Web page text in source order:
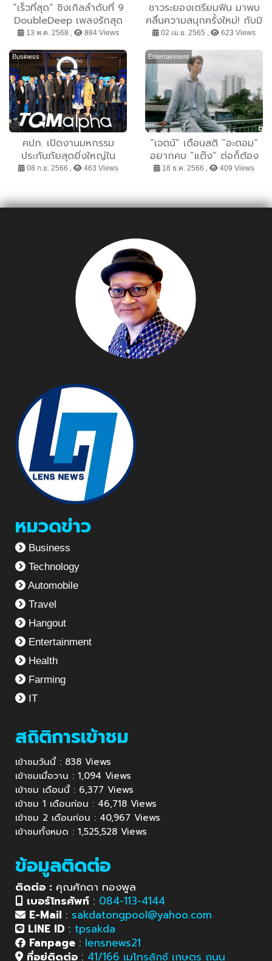
“เร็วที่สุด” ซิงเกิลลำดับที่ 9
DoubleDeep เพลงรักสุด
ซึ้ง พร้อม Music Video ที่
จะกระแทกทุกหัวใจและคู่รักที่
ต้องพลัดพราก
13 พ.ค. 2568 , 884 Views
ชาวระยองเตรียมฟิน มาพบ
คลื่นความสนุกครั้งใหม่! กับมิ
นิคอนเสิร์ตจาก ทอม อิสรา
หน้ากากทุเรียน ที่
ศูนย์การค้า โรบินสันไลฟ์
สไตล์ และห้างสรรพสินค้า
โรบินสัน บ้านฉาง
02 เม.ย. 2565 , 623 Views
Business
คปภ. เปิดงานมหกรรม
ประกันภัยสุดยิ่งใหญ่ใน
อาเซียน “Thailand
บริษัทชั้นนำ ลดสูงสุด 30%
ล้ำ ตอบโจทย์ทุกไลฟ์สไตล์
08 ก.ย. 2566 , 463 Views
Entertainment
“เจตน์” เตือนสติ “อะตอม”
อยากคบ “แต๊ง” ต่อก็ต้อง
แลก?! ในซีรีส์ “7 Days
18 ธ.ค. 2566 , 409 Views
หมวดข่าว
Business
Technology
Automobile
Travel
Hangout
Entertainment
Health
Farming
IT
สถิติการเข้าชม
เข้าชมวันนี้ : 838 Views
เข้าชมเมื่อวาน : 1,094 Views
เข้าชม เดือนนี้ : 6,377 Views
เข้าชม 1 เดือนก่อน : 46,718 Views
เข้าชม 2 เดือนก่อน : 40,967 Views
เข้าชมทั้งหมด : 1,525,528 Views
ข้อมูลติดต่อ
ติดต่อ : คุณศักดา ทองพูล
เบอร์โทรศัพท์ : 084-113-4144
E-Mail : sakdatongpool@yahoo.com
LINE ID : tpsakda
Fanpage : lensnews21
ที่อยู่ติดต่อ : 41/166 เมโทรลักซ์ เกษตร ถนน